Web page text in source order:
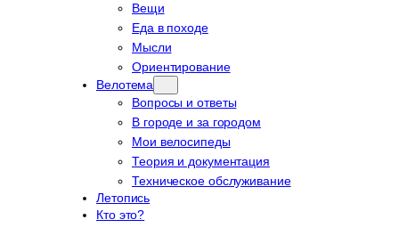
Вещи
Еда в походе
Мысли
Ориентирование
Велотема
Вопросы и ответы
В городе и за городом
Мои велосипеды
Теория и документация
Техническое обслуживание
Летопись
Кто это?